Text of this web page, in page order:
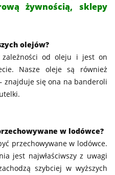
żywnością, sklepy
olejów?
od oleju i jest on
Nasze oleje są również
znajduje się ona na banderoli
w lodówce?
przechowywane w lodówce.
jest najwłaściwszy z uwagi
szybciej w wyższych